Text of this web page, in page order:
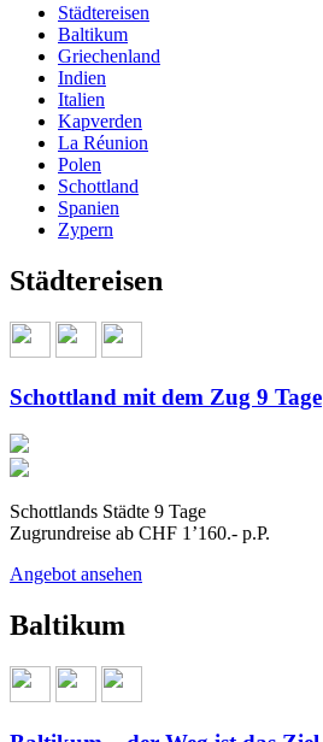
Städtereisen
Baltikum
Griechenland
Indien
Italien
Kapverden
La Réunion
Polen
Schottland
Spanien
Zypern
Städtereisen
Schottland mit dem Zug 9 Tage
Schottlands Städte 9 Tage
Zugrundreise ab CHF 1’160.- p.P.
Angebot ansehen
Baltikum